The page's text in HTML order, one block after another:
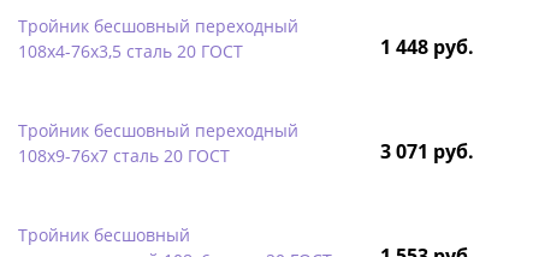
Тройник бесшовный переходный
108х4-76х3,5 сталь 20 ГОСТ
1 448 руб.
Тройник бесшовный переходный
108х9-76х7 сталь 20 ГОСТ
3 071 руб.
Тройник бесшовный